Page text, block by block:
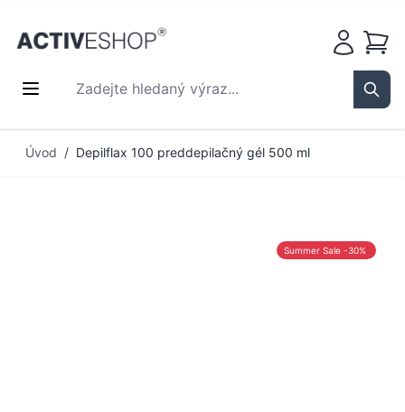
Zadejte hledaný výraz...
Košík
Úvod / Depilflax 100 preddepilačný gél 500 ml
Summer Sale -30%